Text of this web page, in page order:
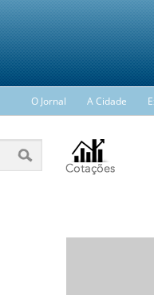
O Jornal A Cidade